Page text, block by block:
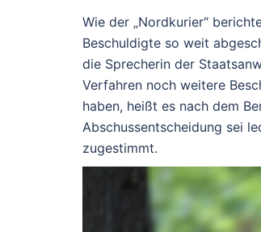
Wie der „Nordkurier“
Beschuldigte so weit
die Sprecherin der
Verfahren noch weitere
haben, heißt es nach dem
Abschussentscheidung sei
zugestimmt.